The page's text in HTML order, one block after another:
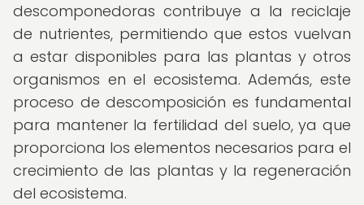
descomponedoras contribuye a la reciclaje
de nutrientes, permitiendo que estos vuelvan
a estar disponibles para las plantas y otros
organismos en el ecosistema. Además, este
proceso de descomposición es fundamental
para mantener la fertilidad del suelo, ya que
proporciona los elementos necesarios para el
crecimiento de las plantas y la regeneración
del ecosistema.